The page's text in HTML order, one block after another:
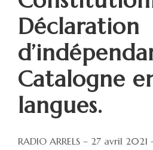
Déclaration
Catalogne
langues.
RADIO ARRELS – 27 avril